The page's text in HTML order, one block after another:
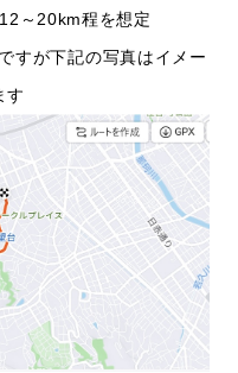
～20km程を想定
すが下記の写真はイメー
す